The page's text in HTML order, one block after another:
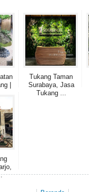
|
Tukang Taman
Surabaya, Jasa
Tukang ...